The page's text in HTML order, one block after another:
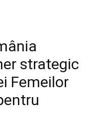
strategic
Femeilor